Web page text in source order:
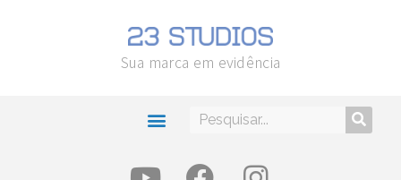
Sua marca em evidência